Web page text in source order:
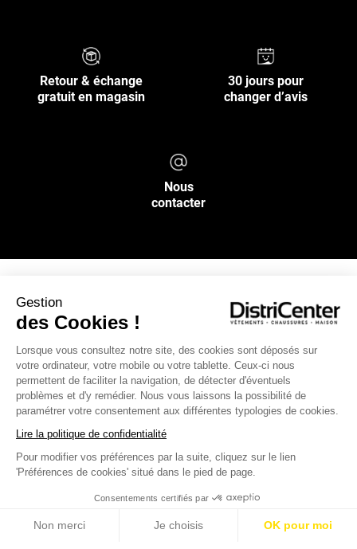
Gestion
des Cookies !
Lorsque vous consultez notre site, des cookies sont déposés sur
votre ordinateur, votre mobile ou votre tablette. Ceux-ci nous
permettent de faciliter la navigation, de détecter d'éventuels
problèmes et d'y remédier. Nous vous laissons la possibilité de
paramétrer votre consentement aux différentes typologies de cookies.
Lire la politique de confidentialité
Pour modifier vos préférences par la suite, cliquez sur le lien
'Préférences de cookies' situé dans le pied de page.
Consentements certifiés par
Non merci Je choisis OK pour moi
Retour & échange
gratuit en magasin
30 jours pour
changer d’avis
Nous
contacter
NOS SERVICES
INFOS PRATIQUES
L’ENSEIGNE DISTRICENTER